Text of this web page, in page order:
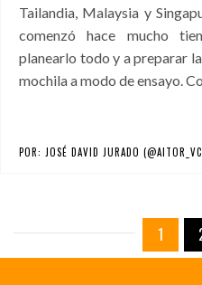
Tailandia, Malaysia y
comenzó hace mucho
planearlo todo y a preparar
mochila a modo de ensayo.
POR: JOSÉ DAVID JURADO
1